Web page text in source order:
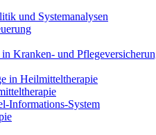
und Systemanalysen
in Kranken- und
in Heilmitteltherapie
Informations-System